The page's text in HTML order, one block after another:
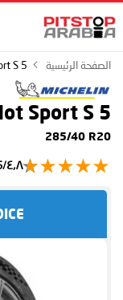
الصفحة الرئيسية S 5
Sport S 5
285/40 R20
٤٫٨/5